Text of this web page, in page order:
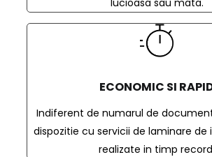
ECONOMIC SI
Indiferent de numarul de
dispozitie cu servicii de laminare
realizate in timp